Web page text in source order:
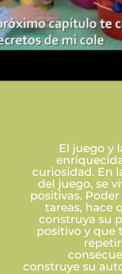
El juego y
curiosidad. En
del juego, se
positivas.
tareas, hace
construya su
positivo y que
construye su